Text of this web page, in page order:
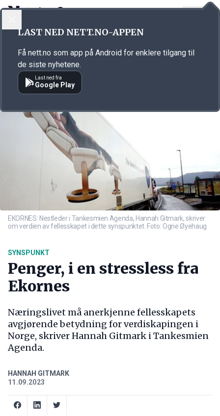
Annonsørinnhold
EKORNES: Nestleder i Tankesmien Agenda, Hannah Gitmark, skriver
om verdien av fellesskapet i dette synspunktet. Foto: Ogne Øyehaug
SYNSPUNKT
Penger, i en stressless fra
Ekornes
Næringslivet må anerkjenne fellesskapets
avgjørende betydning for verdiskapingen i
Norge, skriver Hannah Gitmark i Tankesmien
Agenda.
HANNAH GITMARK
11.09.2023
LAST NED NETT.NO-APPEN
Få nett.no som app på Android for enklere tilgang til
de siste nyhetene.
Last ned fra
Google Play